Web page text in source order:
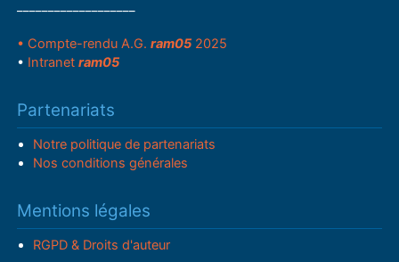
• Compte-rendu A.G.ram05 2025
• Intranetram05
Partenariats
Notre politique de partenariats
Nos conditions générales
Mentions légales
RGPD & Droits d'auteur